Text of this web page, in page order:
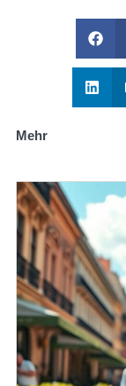
Mehr